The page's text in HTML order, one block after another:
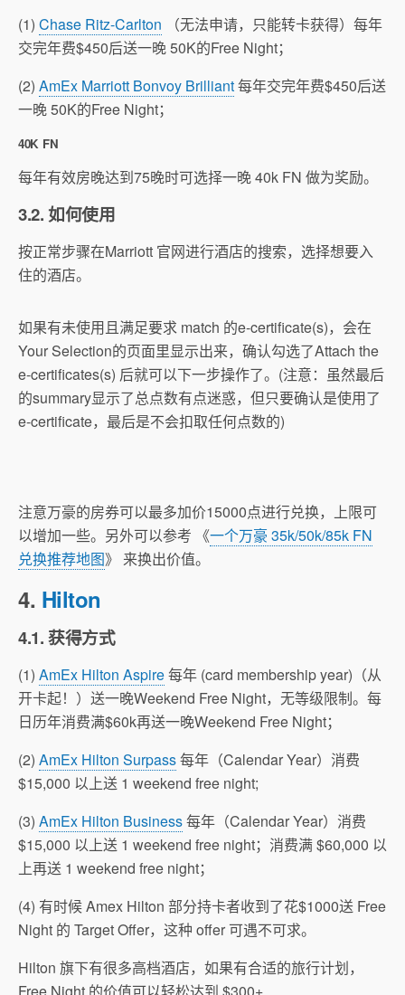
(1) Chase Ritz-Carlton （无法申请，只能转卡获得）每年
交完年费$450后送一晚 50K的Free Night；
(2) AmEx Marriott Bonvoy Brilliant每年交完年费$450后送
一晚 50K的Free Night；
40K FN
每年有效房晚达到75晚时可选择一晚 40k FN 做为奖励。
3.2. 如何使用
按正常步骤在Marriott 官网进行酒店的搜索，选择想要入
住的酒店。
如果有未使用且满足要求 match 的e-certificate(s)，会在
Your Selection的页面里显示出来，确认勾选了Attach the
e-certificates(s) 后就可以下一步操作了。(注意：虽然最后
的summary显示了总点数有点迷惑，但只要确认是使用了
e-certificate，最后是不会扣取任何点数的)
注意万豪的房券可以最多加价15000点进行兑换，上限可
以增加一些。另外可以参考 《一个万豪 35k/50k/85k FN
兑换推荐地图》 来换出价值。
4. Hilton
4.1. 获得方式
(1) AmEx Hilton Aspire每年 (card membership year)（从
开卡起！）送一晚Weekend Free Night，无等级限制。每
日历年消费满$60k再送一晚Weekend Free Night；
(2) AmEx Hilton Surpass每年（Calendar Year）消费
$15,000 以上送 1 weekend free night;
(3) AmEx Hilton Business每年（Calendar Year）消费
$15,000 以上送 1 weekend free night；消费满 $60,000 以
上再送 1 weekend free night；
(4) 有时候 Amex Hilton 部分持卡者收到了花$1000送 Free
Night 的 Target Offer，这种 offer 可遇不可求。
Hilton 旗下有很多高档酒店，如果有合适的旅行计划，
Free Night 的价值可以轻松达到 $300+